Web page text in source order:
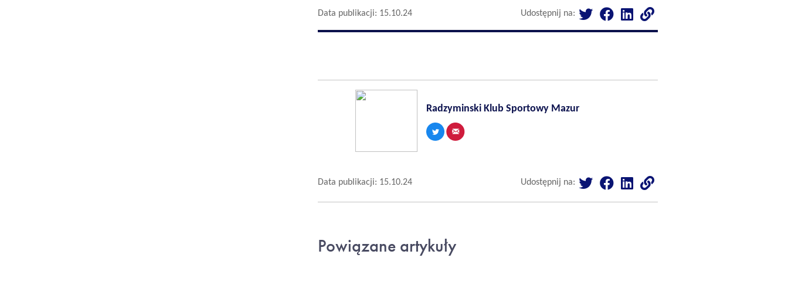
Data publikacji: 15.10.24 Udostępnij na:
Radzyminski Klub Sportowy Mazur
Data publikacji: 15.10.24 Udostępnij na:
Powiązane artykuły